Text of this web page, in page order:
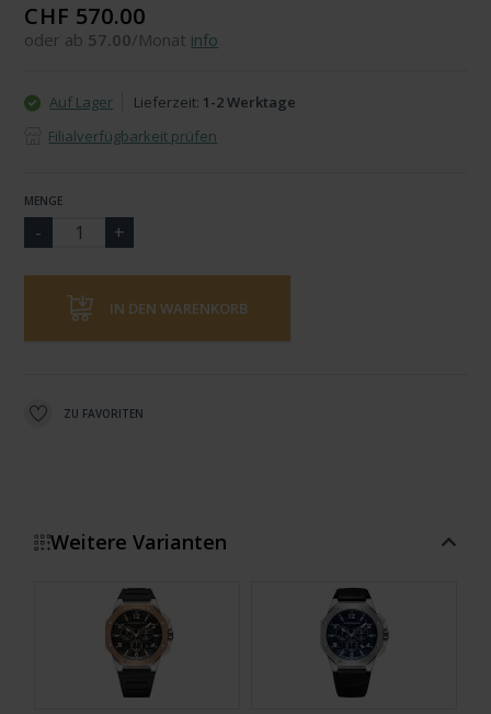
CHF 570.00
oder ab 57.00/Monat info
Auf Lager Lieferzeit: 1-2 Werktage
Filialverfügbarkeit prüfen
MENGE
IN DEN WARENKORB
ZU FAVORITEN
Weitere Varianten